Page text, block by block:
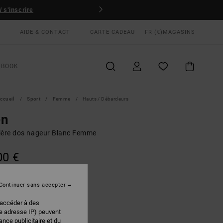
s'inscrire
AIDE & CONTACT CARTE CADEAU FR (€) MAGASINS
Sport Femme Hauts / Débardeurs
dos nageur Blanc Femme
€
Cloud
à des
adresse IP) peuvent
publicitaire et du
sans accepter